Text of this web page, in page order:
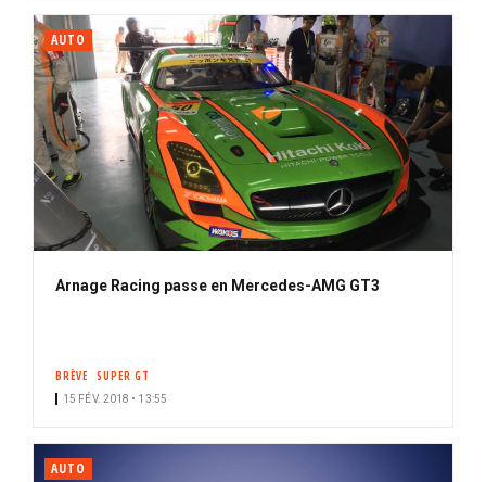
AUTO
Arnage Racing passe en Mercedes-AMG GT3
BRÈVE SUPER GT
15 FÉV. 2018 • 13:55
AUTO